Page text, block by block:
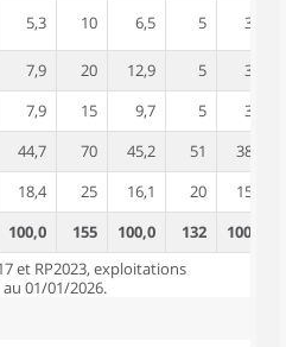
5,3 10 6,5 5 3,8
7,9 20 12,9 5
3,8
7,9 15 9,7 5
3,8
44,7 70 45,2 51
38,5
18,4 25 16,1 20
15,4
100,0 155 100,0 132
100,0
et RP2023, exploitations
01/01/2026.